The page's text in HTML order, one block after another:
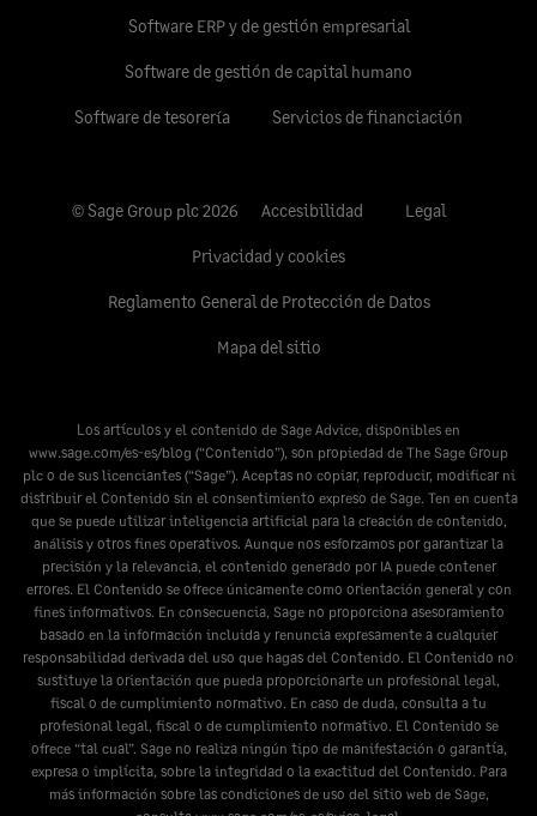
Software ERP y de gestión empresarial
Software de gestión de capital humano
Software de tesorería Servicios de financiación
© Sage Group plc 2026 Accesibilidad Legal
Privacidad y cookies
Reglamento General de Protección de Datos
Mapa del sitio
Los artículos y el contenido de Sage Advice, disponibles en
www.sage.com/es-es/blog (“Contenido”), son propiedad de The Sage Group
plc o de sus licenciantes (“Sage”). Aceptas no copiar, reproducir, modificar ni
distribuir el Contenido sin el consentimiento expreso de Sage. Ten en cuenta
que se puede utilizar inteligencia artificial para la creación de contenido,
análisis y otros fines operativos. Aunque nos esforzamos por garantizar la
precisión y la relevancia, el contenido generado por IA puede contener
errores. El Contenido se ofrece únicamente como orientación general y con
fines informativos. En consecuencia, Sage no proporciona asesoramiento
basado en la información incluida y renuncia expresamente a cualquier
responsabilidad derivada del uso que hagas del Contenido. El Contenido no
sustituye la orientación que pueda proporcionarte un profesional legal,
fiscal o de cumplimiento normativo. En caso de duda, consulta a tu
profesional legal, fiscal o de cumplimiento normativo. El Contenido se
ofrece “tal cual”. Sage no realiza ningún tipo de manifestación o garantía,
expresa o implícita, sobre la integridad o la exactitud del Contenido. Para
más información sobre las condiciones de uso del sitio web de Sage,